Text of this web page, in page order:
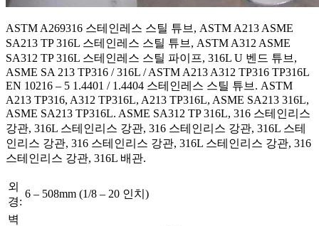
ASTM A269316 스테인레스 스틸 튜브, ASTM A213 ASME
SA213 TP 316L 스테인레스 스틸 튜브, ASTM A312 ASME
SA312 TP 316L 스테인레스 스틸 파이프, 316L U 벤드 튜브,
ASME SA 213 TP316 / 316L / ASTM A213 A312 TP316 TP316L
EN 10216 – 5 1.4401 / 1.4404 스테인레스 스틸 튜브. ASTM
A213 TP316, A312 TP316L, A213 TP316L, ASME SA213 316L,
ASME SA213 TP316L. ASME SA312 TP 316L, 316 스테인리스
강관, 316L 스테인리스 강관, 316 스테인리스 강관, 316L 스테
인리스 강관, 316 스테인리스 강관, 316L 스테인리스 강관, 316
스테인리스 강관, 316L 배관.
외
경:
6 – 508mm (1/8 – 20 인치)
벽